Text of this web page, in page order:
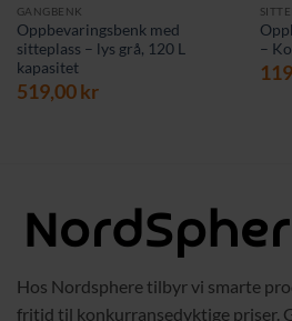
GANGBENK
Oppbevaringsbenk med
sitteplass – lys grå, 120 L
kapasitet
519,00kr
–
Hos Nordsphere tilbyr vi smarte
fritid til konkurransedyktige priser.